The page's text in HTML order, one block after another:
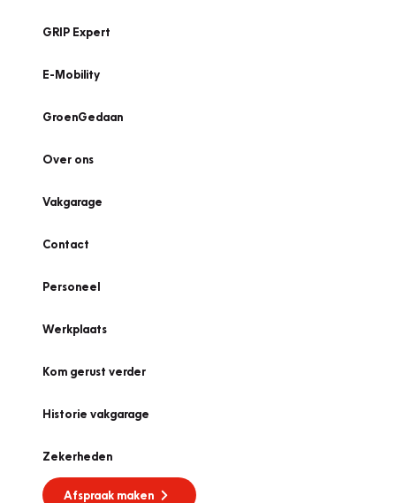
GRIP Expert
E-Mobility
GroenGedaan
Over ons
Vakgarage
Contact
Personeel
Werkplaats
Kom gerust verder
Historie vakgarage
Zekerheden
Afspraak maken